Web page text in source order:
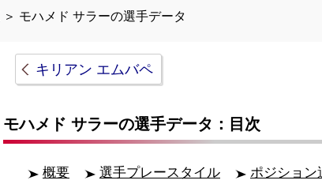
＞ モハメド サラーの選手データ
キリアン エムバペ
モハメド サラーの選手データ：目次
概要 選手プレースタイル
ポジション